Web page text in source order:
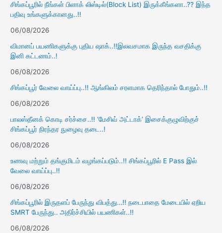
சிங்கப்பூரில் நீங்கள் பிளாக் லிஸ்டில்(Block List) இருக்கீங்களா..?? இந்த
பதிவு உங்களுக்கானது..!!
06/08/2026
விமானப் பயணிகளுக்கு புதிய ஷாக்..!!இலவசமாக இருந்த வசதிக்கு
இனி கட்டணம்..!
06/08/2026
சிங்கப்பூர் வேலை வாய்ப்பு..!! ஆங்கிலம் சரளமாக தெரிந்தால் போதும்..!!
06/08/2026
பாலஸ்தீனக் கொடி சர்ச்சை..!! ‘மேசிவ் அட்டாக்’ இசைக்குழுவிற்குச்
சிங்கப்பூர் நிரந்தர நுழைவு தடை..!
06/08/2026
உணவு மற்றும் தங்குமிடம் வழங்கப்படும்..!! சிங்கப்பூரில் E Pass இல்
வேலை வாய்ப்பு..!!
06/08/2026
சிங்கப்பூரில் இருதளப் பேருந்து விபத்து…!! நடைபாதை மேடையில் ஏறிய
SMRT பேருந்து.. அதிர்ச்சியில் பயணிகள்..!!
06/08/2026